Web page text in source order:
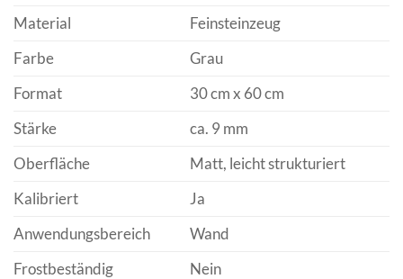
Material
Feinsteinzeug
Farbe
Grau
Format
30 cm x 60 cm
Stärke
ca. 9 mm
Oberfläche
Matt, leicht strukturiert
Kalibriert
Ja
Anwendungsbereich
Wand
Frostbeständig
Nein